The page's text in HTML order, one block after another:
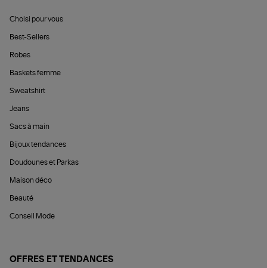
Choisi pour vous
Best-Sellers
Robes
Baskets femme
Sweatshirt
Jeans
Sacs à main
Bijoux tendances
Doudounes et Parkas
Maison déco
Beauté
Conseil Mode
OFFRES ET TENDANCES